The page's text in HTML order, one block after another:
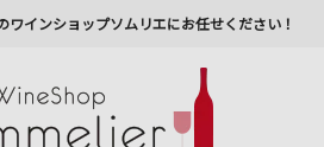
インショップソムリエにお任せください！